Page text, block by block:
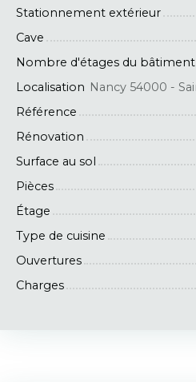
Stationnement extérieur
Cave
Nombre d'étages du bâtiment
Localisation
Référence
Rénovation
Surface au sol
Pièces
Étage
Type de cuisine
Ouvertures
Charges